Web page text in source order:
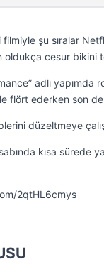
şu sıralar
oldukça cesur
adlı
flört ederken son
düzeltmeye
kısa sürede
2qtHL6cmys